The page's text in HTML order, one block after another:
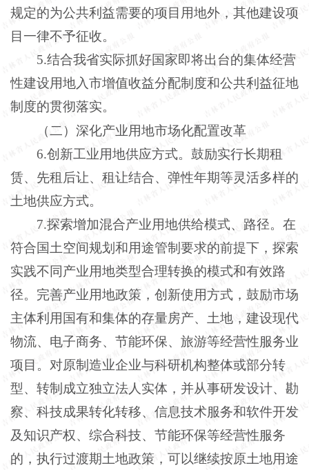
规定的为公共利益需要的项目用地外，其他建设项
目一律不予征收。
5.结合我省实际抓好国家即将出台的集体经营
性建设用地入市增值收益分配制度和公共利益征地
制度的贯彻落实。
（二）深化产业用地市场化配置改革
6.创新工业用地供应方式。鼓励实行长期租
赁、先租后让、租让结合、弹性年期等灵活多样的
土地供应方式。
7.探索增加混合产业用地供给模式、路径。在
符合国土空间规划和用途管制要求的前提下，探索
实践不同产业用地类型合理转换的模式和有效路
径。完善产业用地政策，创新使用方式，鼓励市场
主体利用国有和集体的存量房产、土地，建设现代
物流、电子商务、节能环保、旅游等经营性服务业
项目。对原制造业企业与科研机构整体或部分转
型、转制成立独立法人实体，并从事研发设计、勘
察、科技成果转化转移、信息技术服务和软件开发
及知识产权、综合科技、节能环保等经营性服务
的，执行过渡期土地政策，可以继续按原土地用途